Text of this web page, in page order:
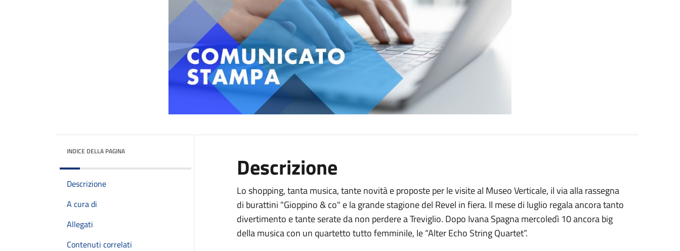
INDICE DELLA PAGINA
Descrizione
A cura di
Allegati
Contenuti correlati
Descrizione
Lo shopping, tanta musica, tante novità e proposte per le visite al Museo Verticale, il via alla rassegna
di burattini "Gioppino & co" e la grande stagione del Revel in fiera. Il mese di luglio regala ancora tanto
divertimento e tante serate da non perdere a Treviglio. Dopo Ivana Spagna mercoledì 10 ancora big
della musica con un quartetto tutto femminile, le “Alter Echo String Quartet”.